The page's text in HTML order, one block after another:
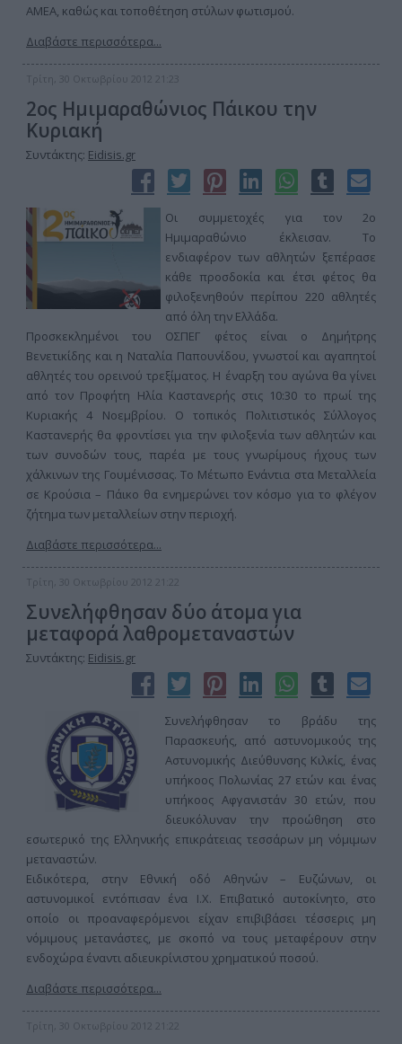
ΑΜΕΑ, καθώς και τοποθέτηση στύλων φωτισμού.
Διαβάστε περισσότερα...
Τρίτη, 30 Οκτωβρίου 2012 21:23
2ος Ημιμαραθώνιος Πάικου την
Κυριακή
Συντάκτης: Eidisis.gr
Οι συμμετοχές για τον 2ο
Ημιμαραθώνιο έκλεισαν. Το
ενδιαφέρον των αθλητών ξεπέρασε
κάθε προσδοκία και έτσι φέτος θα
φιλοξενηθούν περίπου 220 αθλητές
από όλη την Ελλάδα.
Προσκεκλημένοι του ΟΣΠΕΓ φέτος είναι ο Δημήτρης
Βενετικίδης και η Ναταλία Παπουνίδου, γνωστοί και αγαπητοί
αθλητές του ορεινού τρεξίματος. Η έναρξη του αγώνα θα γίνει
από τον Προφήτη Ηλία Καστανερής στις 10:30 το πρωί της
Κυριακής 4 Νοεμβρίου. Ο τοπικός Πολιτιστικός Σύλλογος
Καστανερής θα φροντίσει για την φιλοξενία των αθλητών και
των συνοδών τους, παρέα με τους γνωρίμους ήχους των
χάλκινων της Γουμένισσας. Το Μέτωπο Ενάντια στα Μεταλλεία
σε Κρούσια – Πάικο θα ενημερώνει τον κόσμο για το φλέγον
ζήτημα των μεταλλείων στην περιοχή.
Διαβάστε περισσότερα...
Τρίτη, 30 Οκτωβρίου 2012 21:22
Συνελήφθησαν δύο άτομα για
μεταφορά λαθρομεταναστών
Συντάκτης: Eidisis.gr
Συνελήφθησαν το βράδυ της
Παρασκευής, από αστυνομικούς της
Αστυνομικής Διεύθυνσης Κιλκίς, ένας
υπήκοος Πολωνίας 27 ετών και ένας
υπήκοος Αφγανιστάν 30 ετών, που
διευκόλυναν την προώθηση στο
εσωτερικό της Ελληνικής επικράτειας τεσσάρων μη νόμιμων
μεταναστών.
Ειδικότερα, στην Εθνική οδό Αθηνών – Ευζώνων, οι
αστυνομικοί εντόπισαν ένα Ι.Χ. Επιβατικό αυτοκίνητο, στο
οποίο οι προαναφερόμενοι είχαν επιβιβάσει τέσσερις μη
νόμιμους μετανάστες, με σκοπό να τους μεταφέρουν στην
ενδοχώρα έναντι αδιευκρίνιστου χρηματικού ποσού.
Διαβάστε περισσότερα...
Τρίτη, 30 Οκτωβρίου 2012 21:22